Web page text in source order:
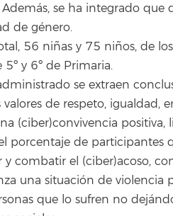
se ha integrado que
de género.
56 niñas y 75 niños, de
y 6º de Primaria.
se extraen
de respeto, igualdad,
(ciber)convivencia positiva,
porcentaje de participantes
combatir el (ciber)acoso,
una situación de violencia
que lo sufren no